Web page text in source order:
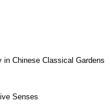
Chinese Classical Gardens
Senses